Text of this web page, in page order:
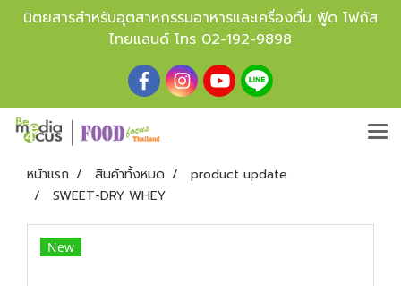
นิตยสารสำหรับอุตสาหกรรมอาหารและเครื่องดื่ม ฟู้ด โฟกัส
ไทยแลนด์ โทร 02-192-9898
หน้าแรก สินค้าทั้งหมด
product update
SWEET-DRY WHEY
New